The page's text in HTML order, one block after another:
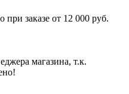
при заказе от 12 000 руб.
магазина, т.к.